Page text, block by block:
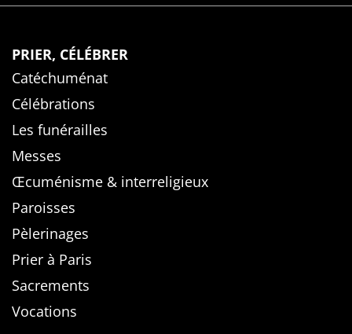
PRIER, CÉLÉBRER
Catéchuménat
Célébrations
Les funérailles
Messes
Œcuménisme & interreligieux
Paroisses
Pèlerinages
Prier à Paris
Sacrements
Vocations